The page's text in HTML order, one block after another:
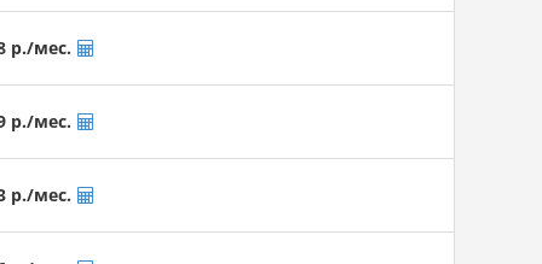
р./мес.
р./мес.
р./мес.